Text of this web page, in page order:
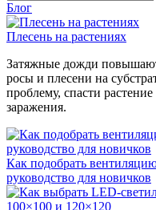
Блог
Плесень на растениях
Затяжные дожди
росы и плесени на
проблему, спасти
заражения.
Как подобрать
руководство для новичков